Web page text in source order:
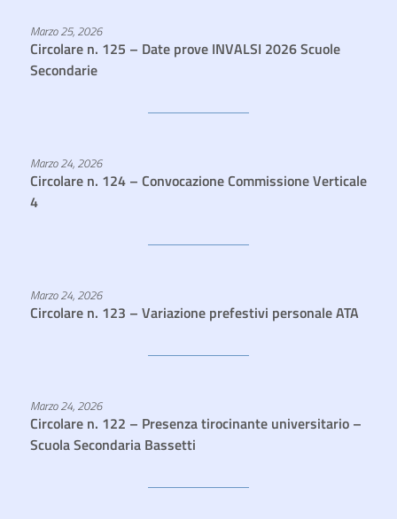
Marzo 25, 2026
Circolare n. 125 – Date prove INVALSI 2026 Scuole
Secondarie
Marzo 24, 2026
Circolare n. 124 – Convocazione Commissione Verticale
4
Marzo 24, 2026
Circolare n. 123 – Variazione prefestivi personale ATA
Marzo 24, 2026
Circolare n. 122 – Presenza tirocinante universitario –
Scuola Secondaria Bassetti